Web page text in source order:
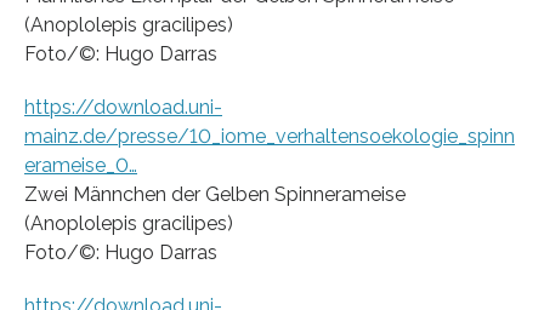
(Anoplolepis gracilipes)
Foto/©: Hugo Darras
https://download.uni-
mainz.de/presse/10_iome_verhaltensoekologie_spinn
erameise_0…
Zwei Männchen der Gelben Spinnerameise
(Anoplolepis gracilipes)
Foto/©: Hugo Darras